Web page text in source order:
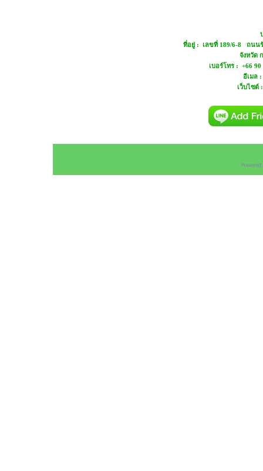
ที่อยู่ : เลขที่ 189/6-8 ถนน
จังหวัด
เบอร์โทร : +66
อีเมล :
เว็บไซต์